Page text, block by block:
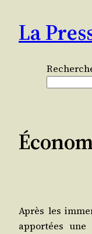
contenu
La
Après les
appor­tées